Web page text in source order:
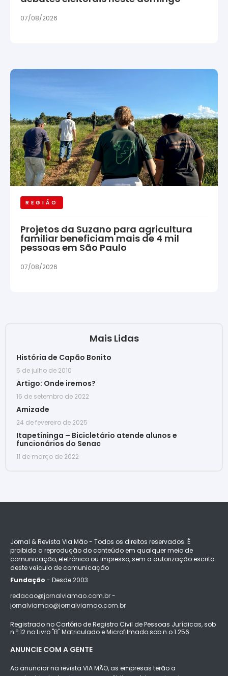
07/08/2026
REGIÃO
Projetos da Suzano para agricultura
familiar beneficiam mais de 4 mil
pessoas em São Paulo
07/08/2026
Mais Lidas
História de Capão Bonito
5 de julho de 2010
Artigo: Onde iremos?
16 de setembro de 2022
Amizade
24 de fevereiro de 2025
Itapetininga – Bicicletário atende alunos e
funcionários do Senac
11 de março de 2022
Jornal & Revista Via Mão - Todos os direitos reservados. É
proibida a reprodução do conteúdo em qualquer meio de
comunicação, eletrônico ou impresso, sem a autorização escrita
deste veículo de comunicação
Fundação - Desde 2003
redacao@jornalviamao.com.br -
jornalviamao@jornalviamao.com.br
Registrado no Cartório de Registro Civil de Pessoas Jurídicas, sob
n.º 12 no Livro "B" Matriculado e Microfilmado sob n.o 1.256.
ANUNCIE COM A GENTE
Ao anunciar na revista VIA MÃO, as empresas terão a